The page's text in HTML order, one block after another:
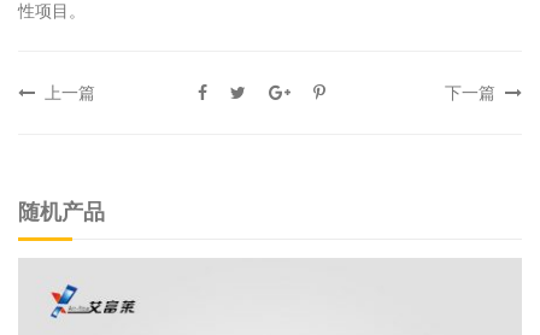
性项目。
上一篇 下一篇
随机产品